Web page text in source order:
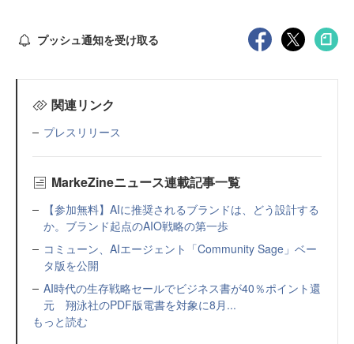
プッシュ通知を受け取る
関連リンク
プレスリリース
MarkeZineニュース連載記事一覧
【参加無料】AIに推奨されるブランドは、どう設計する
か。ブランド起点のAIO戦略の第一歩
コミューン、AIエージェント「Community Sage」ベー
タ版を公開
AI時代の生存戦略セールでビジネス書が40％ポイント還
元 翔泳社のPDF版電書を対象に8月...
もっと読む